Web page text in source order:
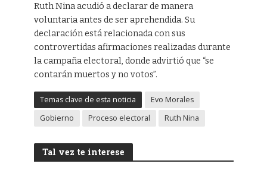
Ruth Nina acudió a declarar de manera
voluntaria antes de ser aprehendida. Su
declaración está relacionada con sus
controvertidas afirmaciones realizadas durante
la campaña electoral, donde advirtió que “se
contarán muertos y no votos”.
Temas clave de esta noticia
Evo Morales
Gobierno
Proceso electoral Ruth Nina
Tal vez te interese